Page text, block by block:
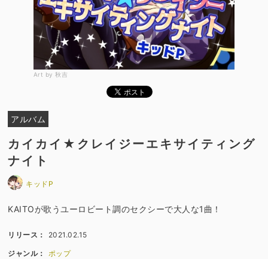
Art by 秋吉
アルバム
カイカイ★クレイジーエキサイティング
ナイト
キッドP
KAITOが歌うユーロビート調のセクシーで大人な1曲！
リリース： 2021.02.15
ジャンル： ポップ